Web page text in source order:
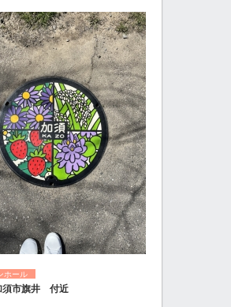
ホール
須市旗井 付近